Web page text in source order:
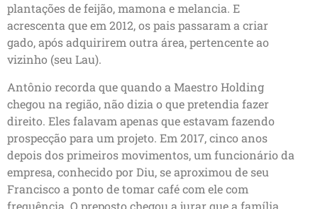
plantações de feijão, mamona e melancia. E
acrescenta que em 2012, os pais passaram a criar
gado, após adquirirem outra área, pertencente ao
vizinho (seu Lau).
Antônio recorda que quando a Maestro Holding
chegou na região, não dizia o que pretendia fazer
direito. Eles falavam apenas que estavam fazendo
prospecção para um projeto. Em 2017, cinco anos
depois dos primeiros movimentos, um funcionário da
empresa, conhecido por Diu, se aproximou de seu
Francisco a ponto de tomar café com ele com
frequência. O preposto chegou a jurar que a família